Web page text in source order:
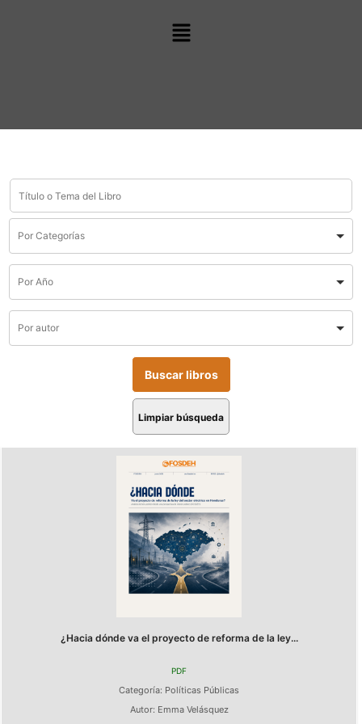
Limpiar búsqueda
¿Hacia dónde va el proyecto de reforma de la ley...
PDF
Categoría: Políticas Públicas
Autor: Emma Velásquez